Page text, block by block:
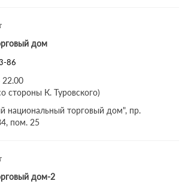
дом
86
стороны К. Туровского)
национальный торговый дом", пр.
пом. 25
дом-2